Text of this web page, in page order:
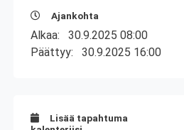
Ajankohta
Alkaa: 30.9.2025 08:00
Päättyy: 30.9.2025 16:00
Lisää tapahtuma